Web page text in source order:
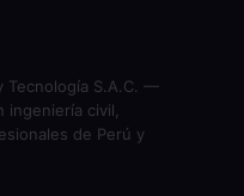
Tecnología S.A.C. —
ingeniería civil,
de Perú y